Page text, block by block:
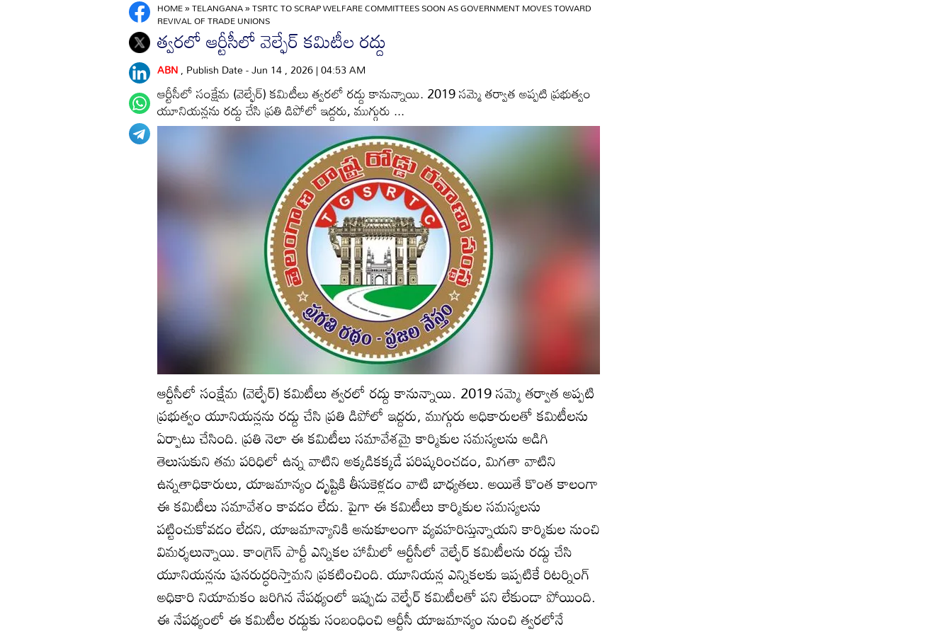
HOME»TELANGANA»TSRTC TO SCRAP WELFARE COMMITTEES SOON AS GOVERNMENT MOVES TOWARD
REVIVAL OF TRADE UNIONS
త్వరలో ఆర్టీసీలో వెల్ఫేర్‌ కమిటీల రద్దు
ABN, Publish Date - Jun 14 , 2026 | 04:53 AM
ఆర్టీసీలో సంక్షేమ (వెల్ఫేర్‌) కమిటీలు త్వరలో రద్దు కానున్నాయి. 2019 సమ్మె తర్వాత అప్పటి ప్రభుత్వం
యూనియన్లను రద్దు చేసి ప్రతి డిపోలో ఇద్దరు, ముగ్గురు ...
ఆర్టీసీలో సంక్షేమ (వెల్ఫేర్‌) కమిటీలు త్వరలో రద్దు కానున్నాయి. 2019 సమ్మె తర్వాత అప్పటి
ప్రభుత్వం యూనియన్లను రద్దు చేసి ప్రతి డిపోలో ఇద్దరు, ముగ్గురు అధికారులతో కమిటీలను
ఏర్పాటు చేసింది. ప్రతి నెలా ఈ కమిటీలు సమావేశమై కార్మికుల సమస్యలను అడిగి
తెలుసుకుని తమ పరిధిలో ఉన్న వాటిని అక్కడికక్కడే పరిష్కరించడం, మిగతా వాటిని
ఉన్నతాధికారులు, యాజమాన్యం దృష్టికి తీసుకెళ్లడం వాటి బాధ్యతలు. అయితే కొంత కాలంగా
ఈ కమిటీలు సమావేశం కావడం లేదు. పైగా ఈ కమిటీలు కార్మికుల సమస్యలను
పట్టించుకోవడం లేదని, యాజమాన్యానికి అనుకూలంగా వ్యవహరిస్తున్నాయని కార్మికుల నుంచి
విమర్శలున్నాయి. కాంగ్రెస్‌ పార్టీ ఎన్నికల హామీలో ఆర్టీసీలో వెల్ఫేర్‌ కమిటీలను రద్దు చేసి
యూనియన్లను పునరుద్ధరిస్తామని ప్రకటించింది. యూనియన్ల ఎన్నికలకు ఇప్పటికే రిటర్నింగ్‌
అధికారి నియామకం జరిగిన నేపథ్యంలో ఇప్పుడు వెల్ఫేర్‌ కమిటీలతో పని లేకుండా పోయింది.
ఈ నేపథ్యంలో ఈ కమిటీల రద్దుకు సంబంధించి ఆర్టీసీ యాజమాన్యం నుంచి త్వరలోనే